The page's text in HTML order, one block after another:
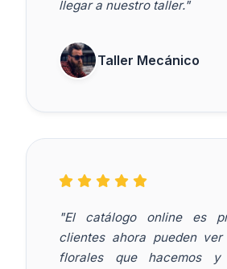
llegar a nuestro taller."
Taller Mecánico
"El catálogo online es
clientes ahora pueden
florales que hacemos y